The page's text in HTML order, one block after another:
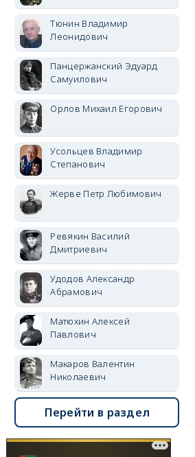
Тюнин Владимир
Леонидович
Панцержанский Эдуард
Самуилович
Орлов Михаил Егорович
Усольцев Владимир
Степанович
Жерве Петр Любимович
Ревякин Василий
Дмитриевич
Удодов Александр
Абрамович
Матюхин Алексей
Павлович
Макаров Валентин
Николаевич
Перейти в раздел